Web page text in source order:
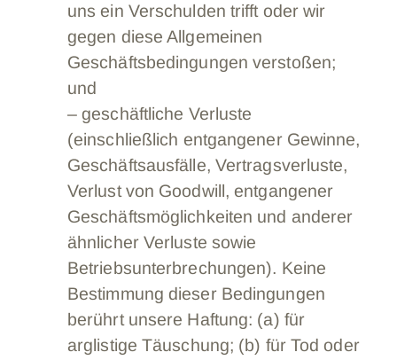
uns ein Verschulden trifft oder wir
gegen diese Allgemeinen
Geschäftsbedingungen verstoßen;
und
– geschäftliche Verluste
(einschließlich entgangener Gewinne,
Geschäftsausfälle, Vertragsverluste,
Verlust von Goodwill, entgangener
Geschäftsmöglichkeiten und anderer
ähnlicher Verluste sowie
Betriebsunterbrechungen). Keine
Bestimmung dieser Bedingungen
berührt unsere Haftung: (a) für
arglistige Täuschung; (b) für Tod oder